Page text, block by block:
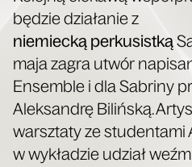
będzie dzia­ła­nie z
nie­miec­ką per­ku­sist­ką
maja zagra utwór
Ensem­ble i dla Sabri­ny
Alek­san­drę Biliń­ską.
warsz­ta­ty ze stu­den­ta­mi
w wykła­dzie udział